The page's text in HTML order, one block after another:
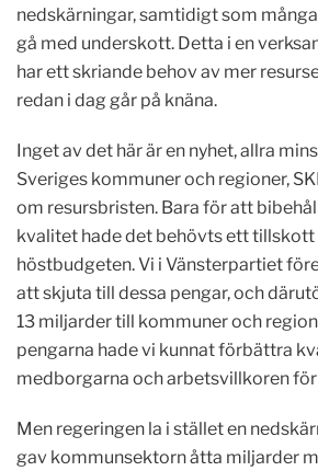
nedskärningar, samtidigt som
gå med underskott. Detta i en
har ett skriande behov av mer
redan i dag går på knäna.
Inget av det här är en nyhet, allra
Sveriges kommuner och regioner,
om resursbristen. Bara för att
kvalitet hade det behövts ett tillskott
höstbudgeten. Vi i Vänsterpartiet
att skjuta till dessa pengar, och
13 miljarder till kommuner och
pengarna hade vi kunnat förbättra
medborgarna och arbetsvillkoren
Men regeringen la i stället en
gav kommunsektorn åtta miljarder